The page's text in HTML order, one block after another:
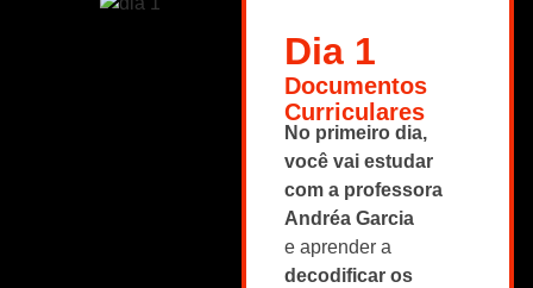
Dia 1
Documentos
Curriculares
No primeiro dia,
você vai estudar
com a professora
Andréa Garcia
e aprender a
decodificar os